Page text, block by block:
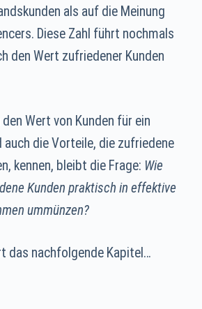
als auf die Meinung
Diese Zahl führt nochmals
den Wert zufriedener Kunden
Wert von Kunden für ein
auch die Vorteile, die zufriedene
kennen, bleibt die Frage: Wie
Kunden praktisch in effektive
ummünzen?
das nachfolgende Kapitel…